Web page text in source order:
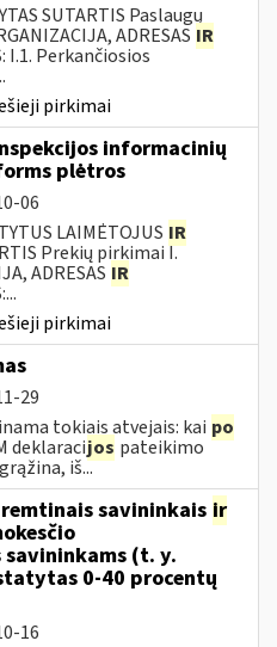
SUTARTIS Paslaugų
ADRESAS IR
I.1. Perkančiosios
pirkimai
informacinių
plėtros
06
LAIMĖTOJUS IR
Prekių pirkimai I.
ADRESAS IR
pirkimai
29
tokiais atvejais: kai po
deklaracijos pateikimo
iš...
savininkais ir
(t. y.
0-40 procentų
16